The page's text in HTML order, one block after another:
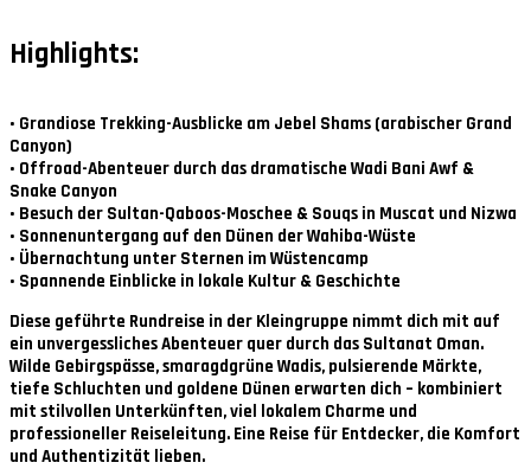
Highlights:
• Grandiose Trekking-Ausblicke am Jebel Shams (arabischer Grand
Canyon)
• Offroad-Abenteuer durch das dramatische Wadi Bani Awf &
Snake Canyon
• Besuch der Sultan-Qaboos-Moschee & Souqs in Muscat und Nizwa
• Sonnenuntergang auf den Dünen der Wahiba-Wüste
• Übernachtung unter Sternen im Wüstencamp
• Spannende Einblicke in lokale Kultur & Geschichte
Diese geführte Rundreise in der Kleingruppe nimmt dich mit auf
ein unvergessliches Abenteuer quer durch das Sultanat Oman.
Wilde Gebirgspässe, smaragdgrüne Wadis, pulsierende Märkte,
tiefe Schluchten und goldene Dünen erwarten dich – kombiniert
mit stilvollen Unterkünften, viel lokalem Charme und
professioneller Reiseleitung. Eine Reise für Entdecker, die Komfort
und Authentizität lieben.